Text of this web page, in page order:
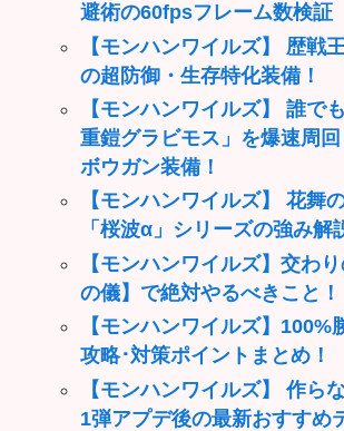
避術の60fpsフレーム数検証
【モンハンワイルズ】 歴戦
の超防御・生存特化装備！
【モンハンワイルズ】 誰で
重鎧グラビモス」を爆速周
ボウガン装備！
【モンハンワイルズ】 花舞
「桜波α」シリーズの強み解
【モンハンワイルズ】交わ
の儀】で絶対やるべきこと！
【モンハンワイルズ】100%
攻略･対策ポイントまとめ！
【モンハンワイルズ】 作ら
1弾アプデ後の最新おすすめ